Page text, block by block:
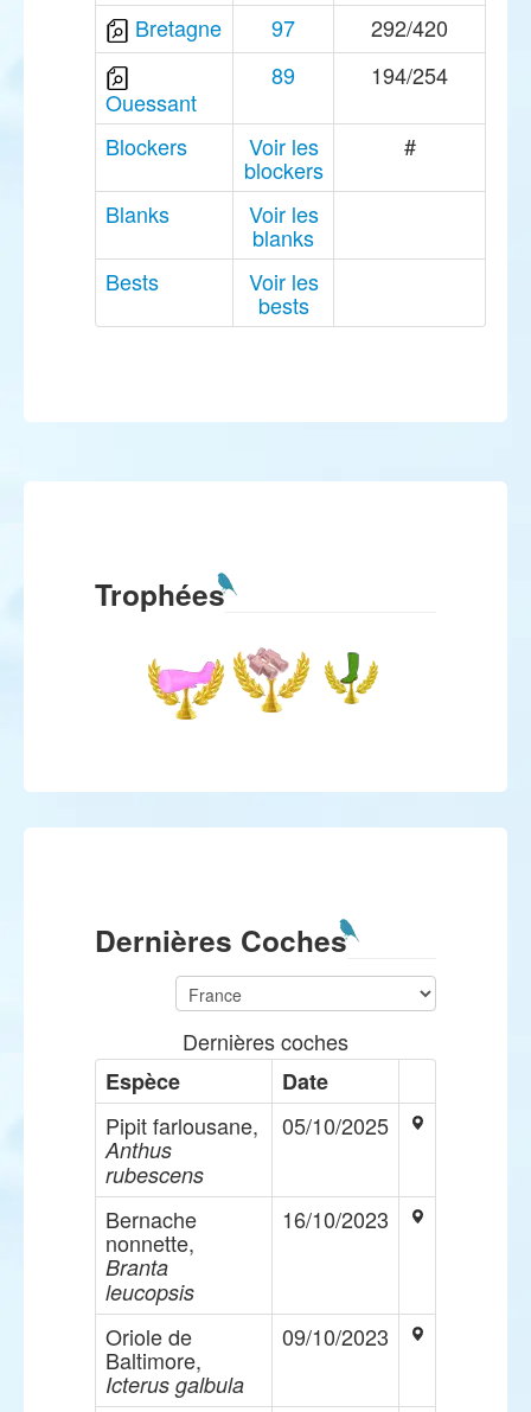
Bretagne 97 292/420
Ouessant
89 194/254
Blockers Voir les
blockers
#
Blanks Voir les
blanks
Bests
Voir les
bests
Trophées
Dernières Coches
Dernières coches
Espèce
Date
Pipit farlousane,
Anthus
rubescens
05/10/2025
Bernache
nonnette,
Branta
leucopsis
16/10/2023
Oriole de
Baltimore,
Icterus galbula
09/10/2023